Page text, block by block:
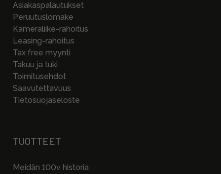
Asiakaspalautukset
Peruutuslomake
Kameraliike-rahoitus
Leasing-rahoitus
Tax free myynti
Takuu ja tuki
Toimitusehdot
Saavutettavuus
Tietosuojaseloste
TUOTTEET
Meidän 100v historia